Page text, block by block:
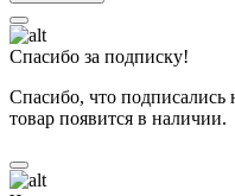
Спасибо за подписку!
Спасибо, что подписались
товар появится в наличии.